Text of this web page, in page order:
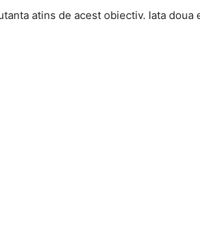
atins de acest obiectiv. Iata doua